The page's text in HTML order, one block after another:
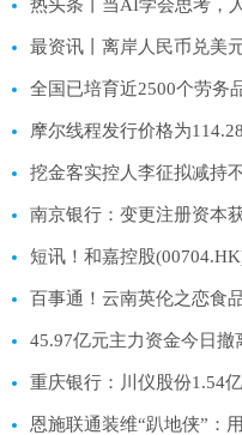
热头条丨当AI学会思考，
最资讯丨离岸人民币兑美
全国已培育近2500个劳务
摩尔线程发行价格为
挖金客实控人李征拟减持
南京银行：变更注册资本
短讯！和嘉控股
45.97亿元主力资金今日撤
重庆银行：川仪股份1.54
恩施联通装维“趴地侠”：